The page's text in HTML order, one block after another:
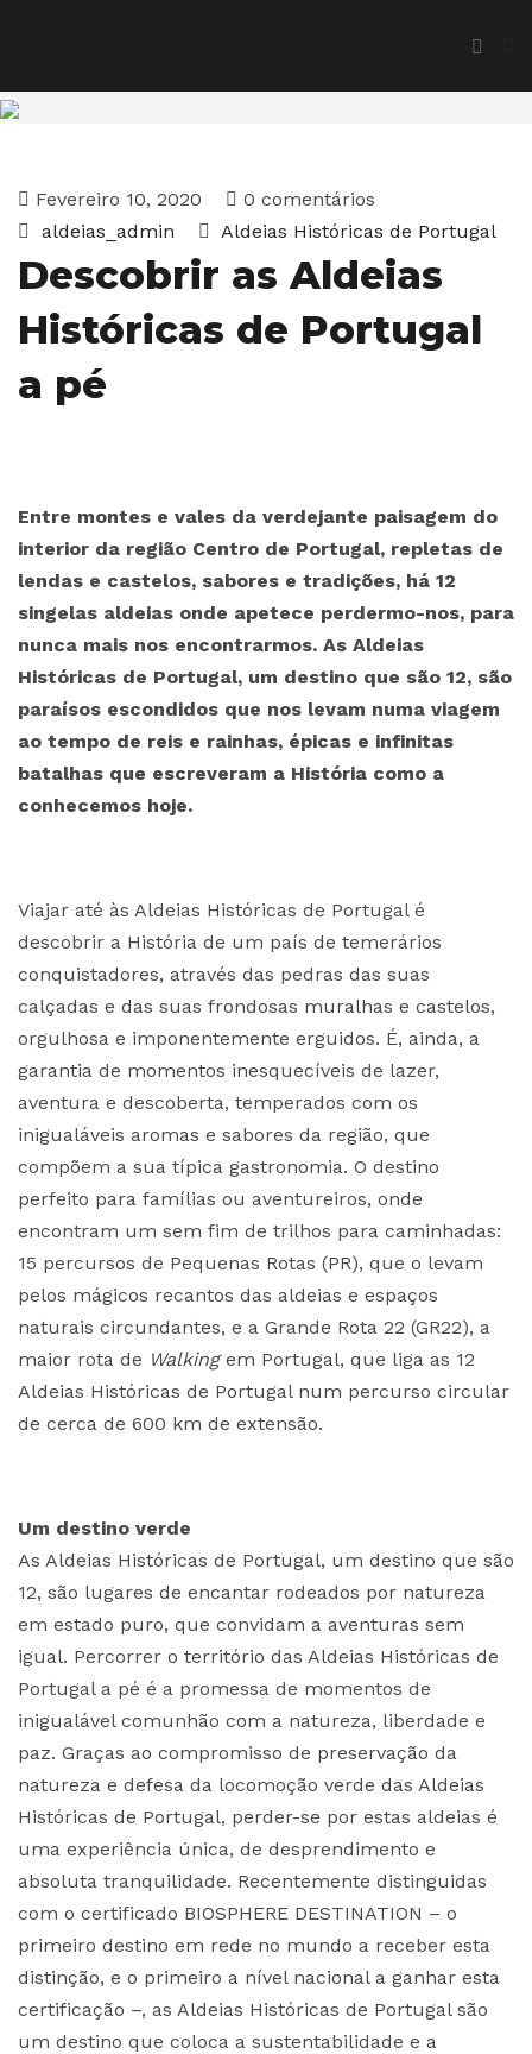
Fevereiro 10, 2020
0 comentários
aldeias_admin
Aldeias Históricas de Portugal
Descobrir as Aldeias
Históricas de Portugal
a pé
Entre montes e vales da verdejante paisagem do
interior da região Centro de Portugal, repletas de
lendas e castelos, sabores e tradições, há 12
singelas aldeias onde apetece perdermo-nos, para
nunca mais nos encontrarmos. As Aldeias
Históricas de Portugal, um destino que são 12, são
paraísos escondidos que nos levam numa viagem
ao tempo de reis e rainhas, épicas e infinitas
batalhas que escreveram a História como a
conhecemos hoje.
Viajar até às Aldeias Históricas de Portugal é
descobrir a História de um país de temerários
conquistadores, através das pedras das suas
calçadas e das suas frondosas muralhas e castelos,
orgulhosa e imponentemente erguidos. É, ainda, a
garantia de momentos inesquecíveis de lazer,
aventura e descoberta, temperados com os
inigualáveis aromas e sabores da região, que
compõem a sua típica gastronomia. O destino
perfeito para famílias ou aventureiros, onde
encontram um sem fim de trilhos para caminhadas:
15 percursos de Pequenas Rotas (PR), que o levam
pelos mágicos recantos das aldeias e espaços
naturais circundantes, e a Grande Rota 22 (GR22), a
maior rota de Walkingem Portugal, que liga as 12
Aldeias Históricas de Portugal num percurso circular
de cerca de 600 km de extensão.
Um destino verde
As Aldeias Históricas de Portugal, um destino que são
12, são lugares de encantar rodeados por natureza
em estado puro, que convidam a aventuras sem
igual. Percorrer o território das Aldeias Históricas de
Portugal a pé é a promessa de momentos de
inigualável comunhão com a natureza, liberdade e
paz. Graças ao compromisso de preservação da
natureza e defesa da locomoção verde das Aldeias
Históricas de Portugal, perder-se por estas aldeias é
uma experiência única, de desprendimento e
absoluta tranquilidade. Recentemente distinguidas
com o certificado BIOSPHERE DESTINATION – o
primeiro destino em rede no mundo a receber esta
distinção, e o primeiro a nível nacional a ganhar esta
certificação –, as Aldeias Históricas de Portugal são
um destino que coloca a sustentabilidade e a